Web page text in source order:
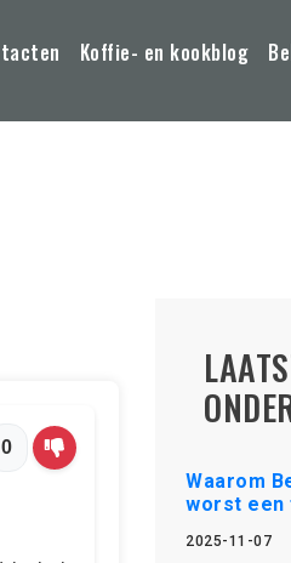
Koffie- en kookblog
0
Waarom
worst
2025-11-07